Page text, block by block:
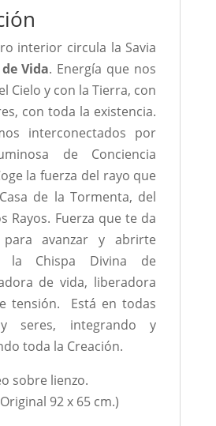
interior circula la Savia
Vida. Energía que nos
Cielo y con la Tierra, con
con toda la existencia.
interconectados por
de Conciencia
la fuerza del rayo que
de la Tormenta, del
Rayos. Fuerza que te da
avanzar y abrirte
la Chispa Divina de
de vida, liberadora
tensión. Está en todas
seres, integrando y
toda la Creación.
sobre lienzo.
92 x 65 cm.)